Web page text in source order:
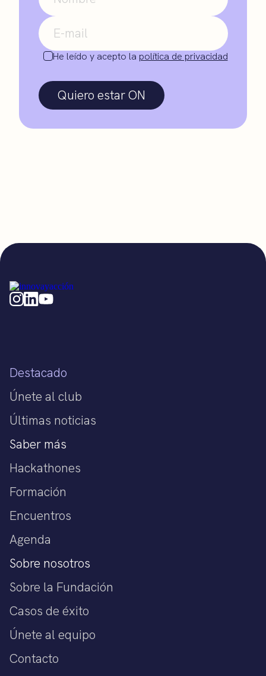
He leído y acepto la política de privacidad
Quiero estar ON
Destacado
Únete al club
Últimas noticias
Saber más
Hackathones
Formación
Encuentros
Agenda
Sobre nosotros
Sobre la Fundación
Casos de éxito
Únete al equipo
Contacto